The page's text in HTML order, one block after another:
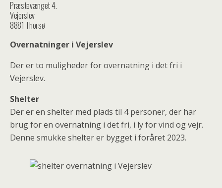
Præstevænget 4.
Vejerslev
8881 Thorsø
Overnatninger i Vejerslev
Der er to muligheder for overnatning i det fri i
Vejerslev.
Shelter
Der er en shelter med plads til 4 personer, der har
brug for en overnatning i det fri, i ly for vind og vejr.
Denne smukke shelter er bygget i foråret 2023.